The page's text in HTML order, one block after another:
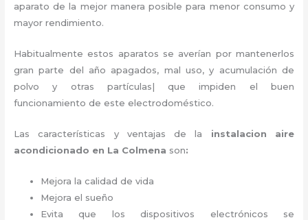
aparato de la mejor manera posible para menor consumo y
mayor rendimiento.
Habitualmente estos aparatos se averían por mantenerlos
gran parte del año apagados, mal uso, y acumulación de
polvo y otras partículas| que impiden el buen
funcionamiento de este electrodoméstico.
Las características y ventajas de la instalacion aire
acondicionado en La Colmena son:
Mejora la calidad de vida
Mejora el sueño
Evita que los dispositivos electrónicos se